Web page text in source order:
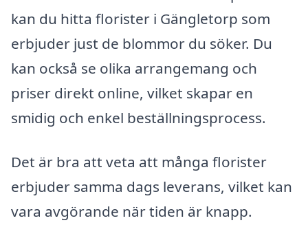
kan du hitta florister i Gängletorp som
erbjuder just de blommor du söker. Du
kan också se olika arrangemang och
priser direkt online, vilket skapar en
smidig och enkel beställningsprocess.
Det är bra att veta att många florister
erbjuder samma dags leverans, vilket kan
vara avgörande när tiden är knapp.